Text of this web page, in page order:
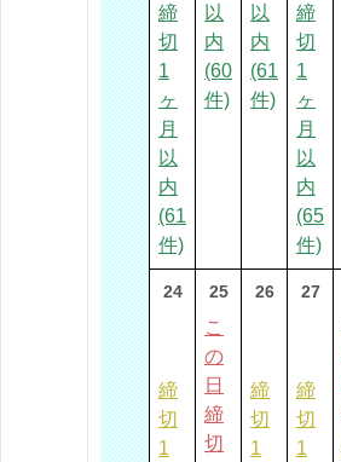
締
切
1
ヶ
月
以
内
(61
件)
以
内
(60
件)
以
内
(61
件)
締
切
1
ヶ
月
以
内
(65
件)
24
締
切
1
25
こ
の
日
締
切
26
締
切
1
27
締
切
1